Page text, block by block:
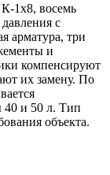
1х8, восемь
с
арматура, три
и
компенсируют
их замену. По
40 и 50 л. Тип
объекта.